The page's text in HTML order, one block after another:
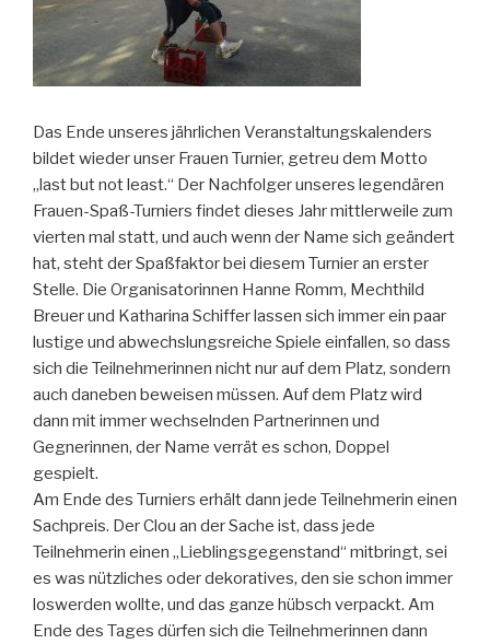
Das Ende unseres jährlichen Veranstaltungskalenders
bildet wieder unser Frauen Turnier, getreu dem Motto
„last but not least.“ Der Nachfolger unseres legendären
Frauen-Spaß-Turniers findet dieses Jahr mittlerweile zum
vierten mal statt, und auch wenn der Name sich geändert
hat, steht der Spaßfaktor bei diesem Turnier an erster
Stelle. Die Organisatorinnen Hanne Romm, Mechthild
Breuer und Katharina Schiffer lassen sich immer ein paar
lustige und abwechslungsreiche Spiele einfallen, so dass
sich die Teilnehmerinnen nicht nur auf dem Platz, sondern
auch daneben beweisen müssen. Auf dem Platz wird
dann mit immer wechselnden Partnerinnen und
Gegnerinnen, der Name verrät es schon, Doppel
gespielt.
Am Ende des Turniers erhält dann jede Teilnehmerin einen
Sachpreis. Der Clou an der Sache ist, dass jede
Teilnehmerin einen „Lieblingsgegenstand“ mitbringt, sei
es was nützliches oder dekoratives, den sie schon immer
loswerden wollte, und das ganze hübsch verpackt. Am
Ende des Tages dürfen sich die Teilnehmerinnen dann